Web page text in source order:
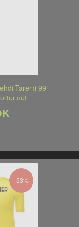
Taremi 99
-53%